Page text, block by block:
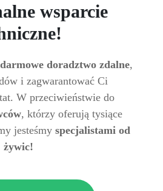
wsparcie
darmowe doradztwo zdalne,
i zagwarantować Ci
W przeciwieństwie do
, którzy oferują tysiące
jesteśmy specjalistami od
żywic!